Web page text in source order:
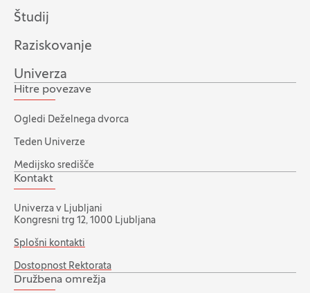
Študij
Raziskovanje
Univerza
Hitre povezave
Ogledi Deželnega dvorca
Teden Univerze
Medijsko središče
Kontakt
Univerza v Ljubljani
Kongresni trg 12, 1000 Ljubljana
Splošni kontakti
Dostopnost Rektorata
Družbena omrežja